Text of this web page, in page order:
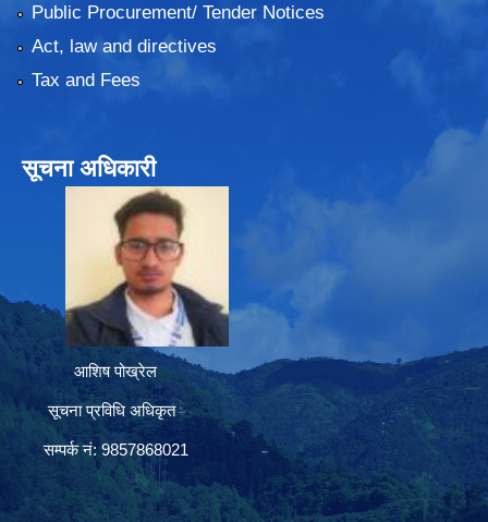
Public Procurement/ Tender Notices
Act, law and directives
Tax and Fees
सूचना अधिकारी
आशिष पोख्रेल
सूचना प्रविधि अधिकृत
सम्पर्क नं: 9857868021